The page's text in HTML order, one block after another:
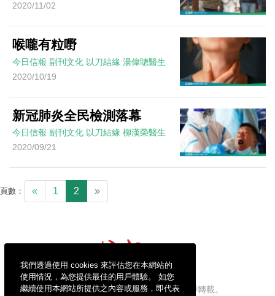
我們透過使用 cookies 來評估您在本網站的
使用情況，為您提供最佳的用戶體驗。 如您
繼續使用本網站所提供之內容或服務，即代表
2020/11/02
喉嚨有粒嘢
今日信報 副刊文化 以刀結緣 湯偉聰醫生
2020/10/19
新冠肺炎全民檢測落幕
今日信報 副刊文化 以刀結緣 柳漢榮醫生
2020/09/21
頁數： « 1 2 »
信報財經新聞有限公司版權所有，不得轉載。